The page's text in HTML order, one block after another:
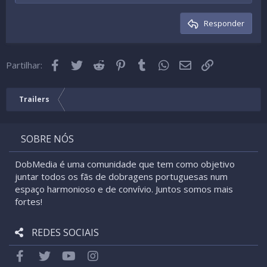
26
Trebuchet MS
Desindentada
Texto justificado
Cabeçalho 2
Cabeçalho 3Responder
Partilhar: Facebook
Twitter Reddit Pinterest
Tumblr WhatsApp
Email
Trailers
SOBRE NÓS
DobMedia é uma comunidade que tem como objetivo
juntar todos os fãs de dobragens portuguesas num
espaço harmonioso e de convívio. Juntos somos mais
fortes!
REDES SOCIAIS
FacebookTwitter youtube